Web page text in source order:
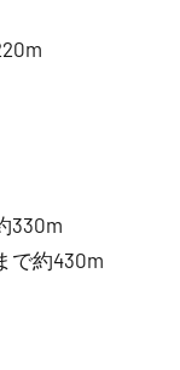
330m
で約430m